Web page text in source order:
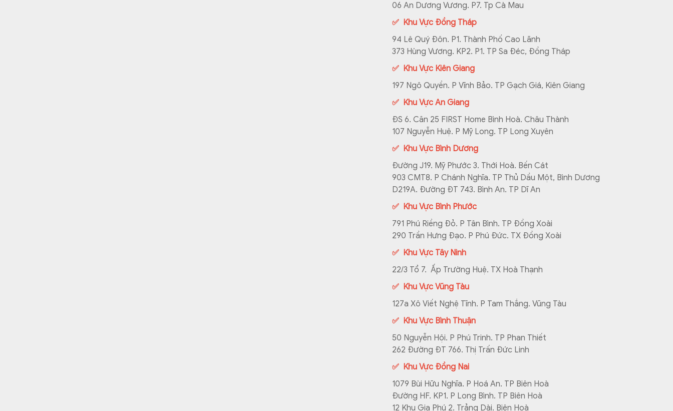
06 An Dương Vương. P7. Tp Cà Mau
✅ Khu Vực Đồng Tháp
94 Lê Quý Đôn. P1. Thành Phố Cao Lãnh
373 Hùng Vương. KP2. P1. TP Sa Đéc, Đồng Tháp
✅ Khu Vực Kiên Giang
197 Ngô Quyền. P Vĩnh Bảo. TP Gạch Giá, Kiên Giang
✅ Khu Vực An Giang
ĐS 6. Căn 25 FIRST Home Bình Hoà. Châu Thành
107 Nguyễn Huệ. P Mỹ Long. TP Long Xuyên
✅ Khu Vực Bình Dương
Đường J19. Mỹ Phước 3. Thới Hoà. Bến Cát
903 CMT8. P Chánh Nghĩa. TP Thủ Dầu Một, Bình Dương
D219A. Đường ĐT 743. Bình An. TP Dĩ An
✅ Khu Vực Bình Phước
791 Phú Riềng Đỏ. P Tân Bình. TP Đồng Xoài
290 Trần Hưng Đạo. P Phú Đức. TX Đồng Xoài
✅ Khu Vực Tây Ninh
22/3 Tổ 7. Ấp Trường Huệ. TX Hoà Thạnh
✅ Khu Vực Vũng Tàu
127a Xô Viết Nghệ Tĩnh. P Tam Thắng. Vũng Tàu
✅ Khu Vực Bình Thuận
50 Nguyễn Hội. P Phú Trinh. TP Phan Thiết
262 Đường ĐT 766. Thị Trấn Đức Linh
✅ Khu Vực Đồng Nai
1079 Bùi Hữu Nghĩa. P Hoá An. TP Biên Hoà
Đường HF. KP1. P Long Bình. TP Biên Hoà
12 Khu Gia Phú 2. Trảng Dài. Biên Hoà